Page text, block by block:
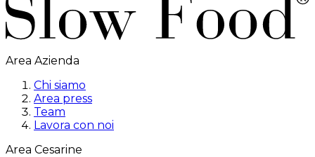
Area Azienda
Chi siamo
Area press
Team
Lavora con noi
Area Cesarine